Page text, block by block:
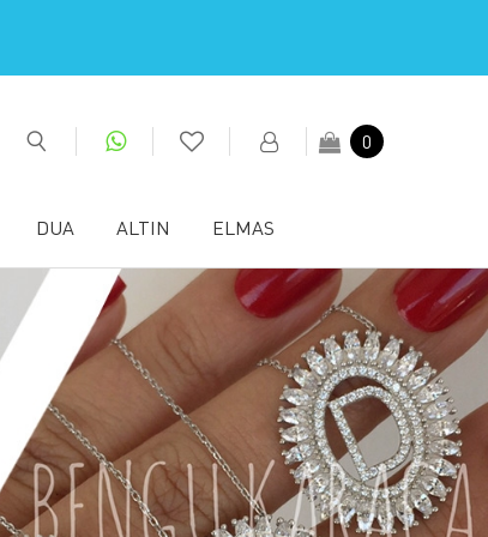
0
DUA ALTIN ELMAS